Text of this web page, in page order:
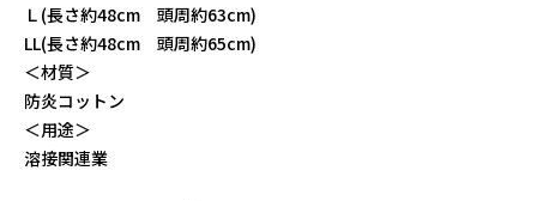
お問い合わせ
日
2
Ｌ(長さ約48cm 頭周約63cm)
LL(長さ約48cm 頭周約65cm)
＜材質＞
防炎コットン
＜用途＞
溶接関連業